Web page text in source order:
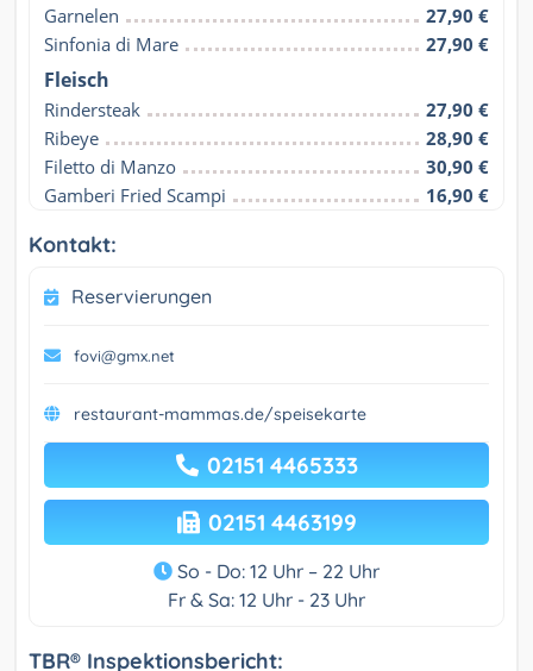
Garnelen
27,90 €
Sinfonia di Mare
27,90 €
Fleisch
Rindersteak
27,90 €
Ribeye
28,90 €
Filetto di Manzo
30,90 €
Gamberi Fried Scampi
16,90 €
Kontakt:
Reservierungen
fovi@gmx.net
restaurant-mammas.de/speisekarte
02151 4465333
02151 4463199
So - Do: 12 Uhr – 22 Uhr
Fr & Sa: 12 Uhr - 23 Uhr
TBR® Inspektionsbericht: